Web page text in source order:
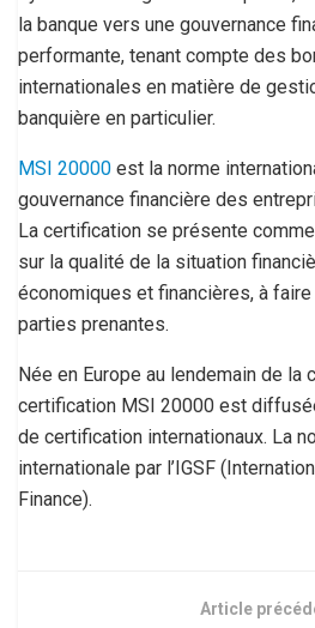
la banque vers une gouvernance
performante, tenant compte des
internationales en matière de
banquière en particulier.
MSI 20000 est la norme
gouvernance financière des
La certification se présente
sur la qualité de la situation
économiques et financières, à
parties prenantes.
Née en Europe au lendemain de la
certification MSI 20000 est
de certification internationaux. La
internationale par l’IGSF
Finance).
Article